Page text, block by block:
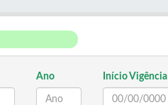
Ano Início Vigência